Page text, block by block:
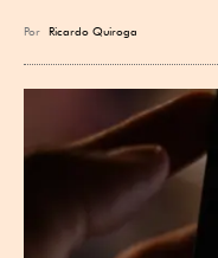
Por Ricardo Quiroga